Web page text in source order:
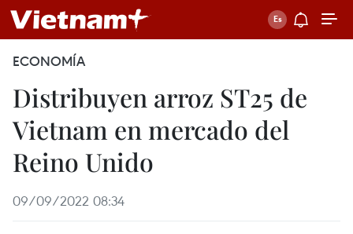
ECONOMÍA
Distribuyen arroz ST25 de
Vietnam en mercado del
Reino Unido
09/09/2022 08:34